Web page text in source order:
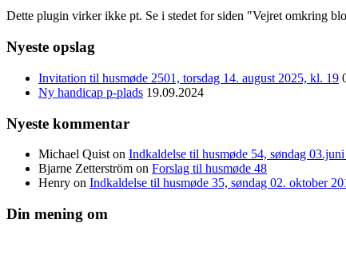
Dette plugin virker ikke pt. Se i stedet for siden "Vejret omkring
Nyeste opslag
Invitation til husmøde 2501, torsdag 14. august 2025, kl. 19
Ny handicap p-plads 19.09.2024
Nyeste kommentar
Michael Quist on Indkaldelse til husmøde 54, søndag
Bjarne Zetterström on Forslag til husmøde 48
Henry on Indkaldelse til husmøde 35, søndag 02. oktober
Din mening om